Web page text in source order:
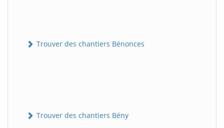
Trouver des chantiers Bénonces
Trouver des chantiers Bény